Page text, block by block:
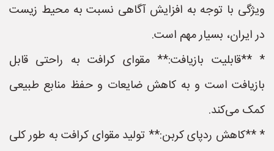
ویژگی با توجه به افزایش آگاهی نسبت به محیط زیست
در ایران، بسیار مهم است.
* **قابلیت بازیافت:** مقوای کرافت به راحتی قابل
بازیافت است و به کاهش ضایعات و حفظ منابع طبیعی
کمک می‌کند.
* **کاهش ردپای کربن:** تولید مقوای کرافت به طور کلی